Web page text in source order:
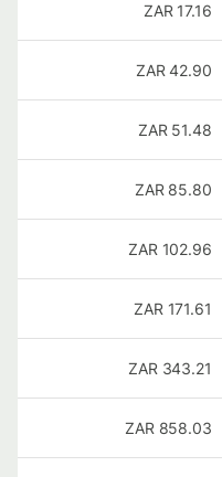
17.16
ZAR
42.90
ZAR
51.48
ZAR
85.80
ZAR
102.96
ZAR
171.61
ZAR
343.21
ZAR
858.03
ZAR